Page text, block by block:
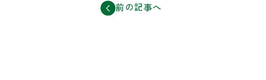
前の記事へ